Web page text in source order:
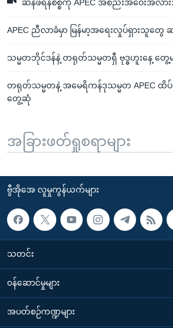
ဆန်ဖရန်စစ္စကို APEC အစည်းအဝေးအလာ
APEC ညီလာခံမှာ မြန်မာ့အရေးလှုပ်ရှားသူတွေ ဆ
သမ္မတဘိုင်ဒန်နဲ့ တရုတ်သမ္မတရှီ ဗုဒ္ဓဟူးနေ့ တွ
တရုတ်သမ္မတနဲ့ အမေရိကန်ဒုသမ္မတ APEC ထိပ်သီး
တွေ့ဆုံ
အခြားဖတ်ရှုစရာများ
ဗွီအိုအေ လူမှုကွန်ယက်များ
သတင်း
၀န်ဆောင်မှုများ
အပတ်စဉ်ကဏ္ဍများ